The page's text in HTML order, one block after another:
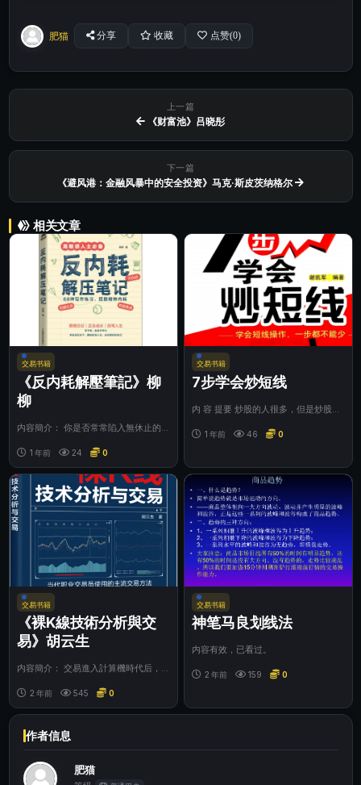
肥猫 分享 收藏 点赞(0)
上一篇
《财富池》吕晓彤
下一篇
《避风港：金融风暴中的安全投资》马克·斯皮茨纳格尔
相关文章
交易书籍
《反内耗解壓筆記》柳
柳
内容簡介： 你是否常常陷入無休止的
乃至自身的價...
1 年前 24 0
交易书籍
7步学会炒短线
内 容 提要 炒股的人很多，但是炒股真
股的理念...
1 年前 46 0
交易书籍
《裸K線技術分析與交
易》胡云生
内容簡介： 交易進入計算機時代后，
頻交易獲得了...
2 年前 545 0
交易书籍
神笔马良划线法
内容有效，已看过。
2 年前 159 0
作者信息
肥猫